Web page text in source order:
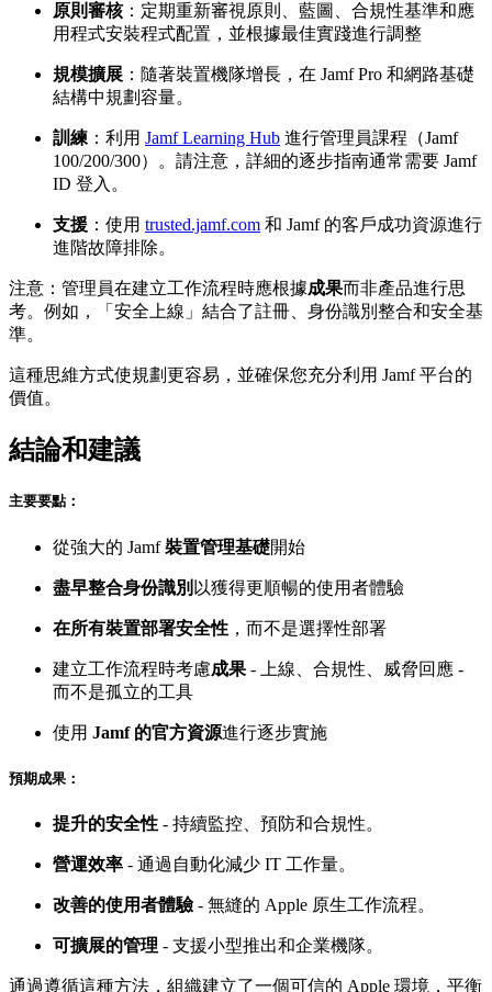
原則審核：定期重新審視原則、藍圖、合規性基準和應
用程式安裝程式配置，並根據最佳實踐進行調整
規模擴展 ：隨著裝置機隊增長，在 Jamf Pro 和網路基礎
結構中規劃容量。
訓練 ：利用 Jamf Learning Hub 進行管理員課程（Jamf
100/200/300）。請注意，詳細的逐步指南通常需要 Jamf
ID 登入。
支援 ：使用 trusted.jamf.com 和 Jamf 的客戶成功資源進行
進階故障排除。
注意：管理員在建立工作流程時應根據成果而非產品進行思
考。例如，「安全上線」結合了註冊、身份識別整合和安全基
準。
這種思維方式使規劃更容易，並確保您充分利用 Jamf 平台的
價值。
結論和建議
主要要點：
從強大的 Jamf裝置管理基礎開始
盡早整合身份識別 以獲得更順暢的使用者體驗
在所有裝置部署安全性 ，而不是選擇性部署
建立工作流程時考慮成果 - 上線、合規性、威脅回應 -
而不是孤立的工具
使用 Jamf 的官方資源進行逐步實施
預期成果：
提升的安全性 - 持續監控、預防和合規性。
營運效率 - 通過自動化減少 IT 工作量。
改善的使用者體驗- 無縫的 Apple 原生工作流程。
可擴展的管理 - 支援小型推出和企業機隊。
通過遵循這種方法，組織建立了一個可信的 Apple 環境，平衡